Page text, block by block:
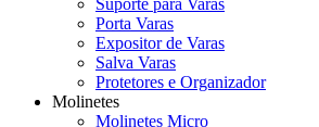
Suporte para Varas
Porta Varas
Expositor de Varas
Salva Varas
Protetores e Organizador
Molinetes
Molinetes Micro